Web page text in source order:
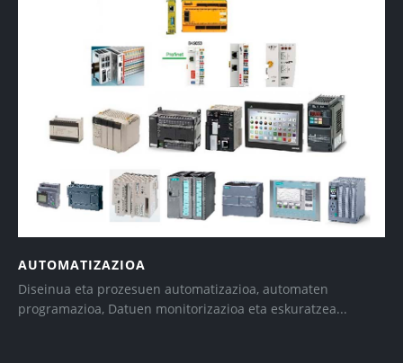
AUTOMATIZAZIOA
Diseinua eta prozesuen automatizazioa, automaten
programazioa, Datuen monitorizazioa eta eskuratzea...